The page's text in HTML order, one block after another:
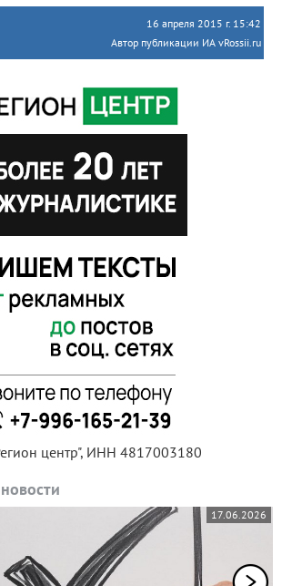
16 апреля 2015 г. 15:42
Автор публикации ИА vRossii.ru
центр", ИНН 4817003180
17.06.2026